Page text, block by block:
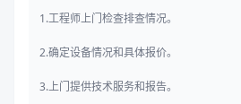
1.工程师上门检查排查情况。
2.确定设备情况和具体报价。
3.上门提供技术服务和报告。